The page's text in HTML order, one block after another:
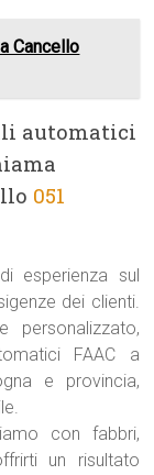
Cancello
automatici
051
esperienza sul
dei clienti.
personalizzato,
FAAC a
e provincia,
con fabbri,
un risultato